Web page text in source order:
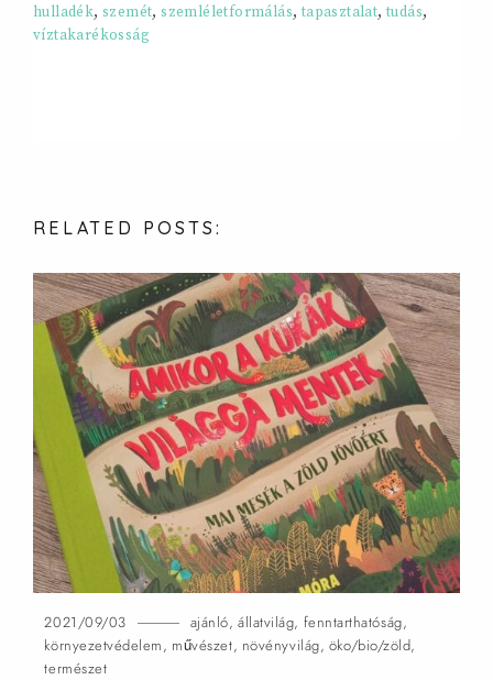
hulladék,szemét,szemléletformálás,tapasztalat,tudás,
víztakarékosság
RELATED POSTS:
2021/09/03 ajánló, állatvilág, fenntarthatóság,
környezetvédelem, művészet, növényvilág, öko/bio/zöld,
természet